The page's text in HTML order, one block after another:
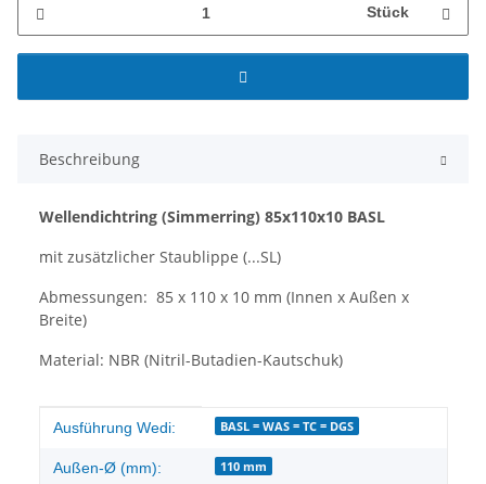
Stück
Beschreibung
Wellendichtring (Simmerring) 85x110x10 BASL
mit zusätzlicher Staublippe (...SL)
Abmessungen: 85 x 110 x 10 mm (Innen x Außen x
Breite)
Material: NBR (Nitril-Butadien-Kautschuk)
Produkteigenschaft
Wert
Ausführung Wedi: BASL = WAS = TC = DGS
Außen-Ø (mm): 110 mm